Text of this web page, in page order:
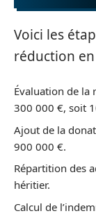
Voici les
réduction
Évaluation de la
300 000 €, soit
Ajout de la
900 000 €.
Répartition des
héritier.
Calcul de